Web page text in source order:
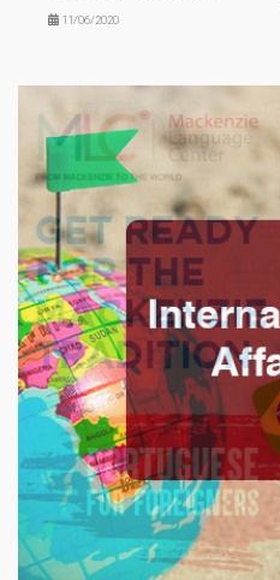
11/06/2020